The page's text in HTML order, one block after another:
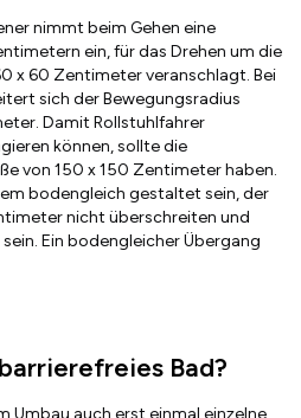
nimmt beim Gehen eine
ein, für das Drehen um die
x 60 Zentimeter veranschlagt. Bei
sich der Bewegungsradius
Damit Rollstuhlfahrer
können, sollte die
von 150 x 150 Zentimeter haben.
bodengleich gestaltet sein, der
nicht überschreiten und
Ein bodengleicher Übergang
Bad?